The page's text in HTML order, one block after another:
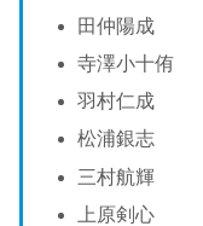
田仲陽成
寺澤小十侑
羽村仁成
松浦銀志
三村航輝
上原剣心